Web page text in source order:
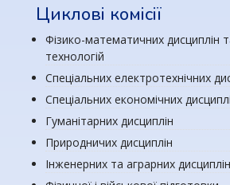
Циклові комісії
Фізико-математичних дисциплін
технологій
Спеціальних електротехнічних
Спеціальних економічних
Гуманітарних дисциплін
Природничих дисциплін
Інженерних та аграрних дисциплін